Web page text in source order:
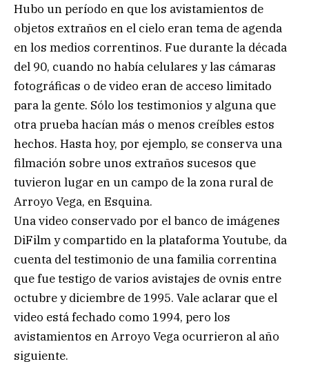
Hubo un período en que los avistamientos de
objetos extraños en el cielo eran tema de agenda
en los medios correntinos. Fue durante la década
del 90, cuando no había celulares y las cámaras
fotográficas o de video eran de acceso limitado
para la gente. Sólo los testimonios y alguna que
otra prueba hacían más o menos creíbles estos
hechos. Hasta hoy, por ejemplo, se conserva una
filmación sobre unos extraños sucesos que
tuvieron lugar en un campo de la zona rural de
Arroyo Vega, en Esquina.
Una video conservado por el banco de imágenes
DiFilm y compartido en la plataforma Youtube, da
cuenta del testimonio de una familia correntina
que fue testigo de varios avistajes de ovnis entre
octubre y diciembre de 1995. Vale aclarar que el
video está fechado como 1994, pero los
avistamientos en Arroyo Vega ocurrieron al año
siguiente.